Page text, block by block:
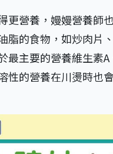
更營養，嫚嫚營養師
脂的食物，如炒肉片
最主要的營養維生素
性的營養在川燙時也